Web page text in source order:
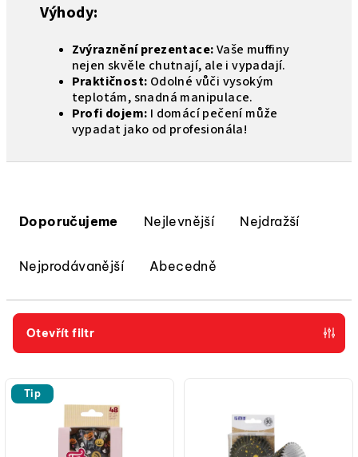
Výhody:
Zvýraznění prezentace:Vaše muffiny
nejen skvěle chutnají, ale i vypadají.
Praktičnost: Odolné vůči vysokým
teplotám, snadná manipulace.
Profi dojem: I domácí pečení může
vypadat jako od profesionála!
r
d
Doporučujeme Nejlevnější Nejdražší
Nejprodávanější Abecedně
Otevřít filtr
ý Tip